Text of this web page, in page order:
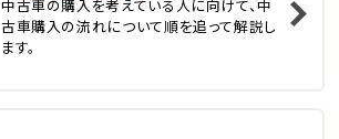
位
中古車の購入を考えている人に向けて、中
古車購入の流れについて順を追って解説し
ます。